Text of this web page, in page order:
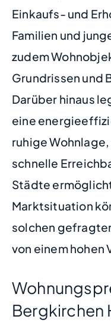
Einkaufs- und
Familien und
zudem
Grundrissen und
Darüber hinaus
eine
ruhige
schnelle
Städte
Marktsituation
solchen
von einem
Bergkirchen